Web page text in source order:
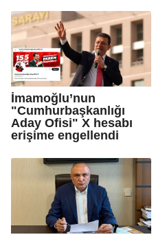
İmamoğlu’nun
"Cumhurbaşkanlığı
Aday Ofisi" X hesabı
erişime engellendi